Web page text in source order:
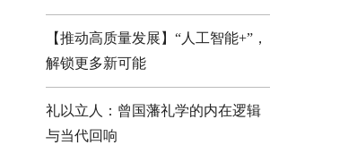
【推动高质量发展】“人工智能+”，
解锁更多新可能
礼以立人：曾国藩礼学的内在逻辑
与当代回响